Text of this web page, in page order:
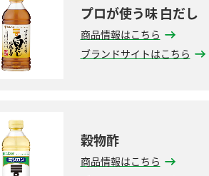
プロが使う味 白だし
商品情報はこちら
ブランドサイトはこちら
穀物酢
商品情報はこちら